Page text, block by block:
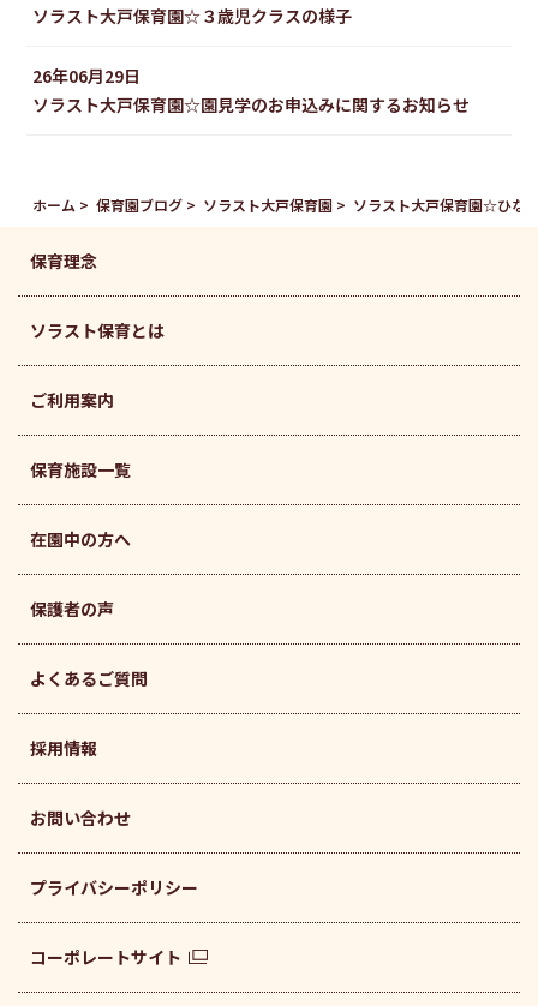
ソラスト大戸保育園☆３歳児クラスの様子
26年06月29日
ソラスト大戸保育園☆園見学のお申込みに関するお知らせ
ホーム 保育園ブログ ソラスト大戸保育園 ソラスト大戸保育園☆ひな
保育理念
ソラスト保育とは
ご利用案内
保育施設一覧
在園中の方へ
保護者の声
よくあるご質問
採用情報
お問い合わせ
プライバシーポリシー
コーポレートサイト